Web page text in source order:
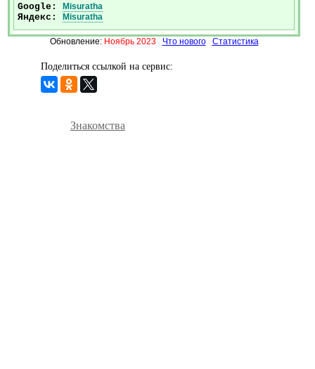
Google: Misuratha
Яндекс: Misuratha
Обновление: Ноябрь 2023 Что нового Статистика
Поделиться ссылкой на сервис:
Знакомства